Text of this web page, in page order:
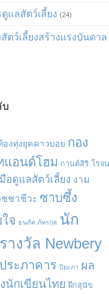
แลสัตว์เลี้ยง (24)
สัตว์เลี้ยงสร้างแรงบันดาล
บ
องทุ่งยุคคาวบอย กอง
แอนด์โฮม กานต์สิริ โรจน
อดูแลสัตว์เลี้ยง งาม
ชชาชีวะ ซาบซึ้ง
จ ธนภัค ภัทรกุล นัก
างวัล Newbery
ประภาคาร ปิยะภา ผล
นักเขียนไทย ฝึกสุนัข